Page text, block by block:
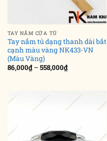
TAY NẮM CỬA TỦ
Tay nắm tủ dạng thanh dài bắt
cạnh màu vàng NK433-VN
(Màu Vàng)
86,000₫ –558,000₫Khoảng
giá:
558,000₫